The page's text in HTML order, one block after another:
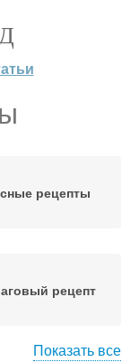
рецепты
рецепт
Показать все